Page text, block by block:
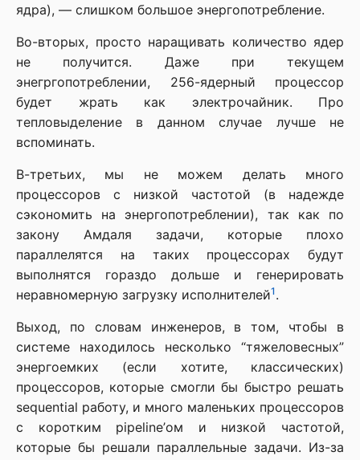
ядра), — слишком большое энергопотребление.
Во-вторых, просто наращивать количество ядер
не получится. Даже при текущем
энегргопотреблении, 256-ядерный процессор
будет жрать как электрочайник. Про
тепловыделение в данном случае лучше не
вспоминать.
В-третьих, мы не можем делать много
процессоров с низкой частотой (в надежде
сэкономить на энергопотреблении), так как по
закону Амдаля задачи, которые плохо
параллелятся на таких процессорах будут
выполнятся гораздо дольше и генерировать
неравномерную загрузку исполнителей1.
Выход, по словам инженеров, в том, чтобы в
системе находилось несколько “тяжеловесных”
энергоемких (если хотите, классических)
процессоров, которые смогли бы быстро решать
sequential работу, и много маленьких процессоров
с коротким pipeline’ом и низкой частотой,
которые бы решали параллельные задачи. Из-за